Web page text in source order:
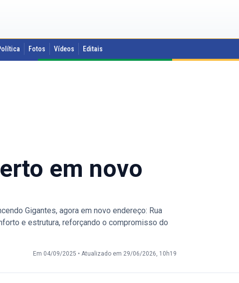
Fotos Vídeos Editais
em novo
Gigantes, agora em novo endereço: Rua
e estrutura, reforçando o compromisso do
Em 04/09/2025 • Atualizado em 29/06/2026, 10h19